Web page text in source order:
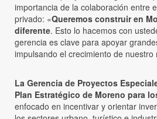
importancia de la colaboración entre
privado: «Queremos construir en
diferente. Esto lo hacemos con
gerencia es clave para apoyar
impulsando el crecimiento de nuestro
La Gerencia de Proyectos
Plan Estratégico de Moreno para
enfocado en incentivar y orientar